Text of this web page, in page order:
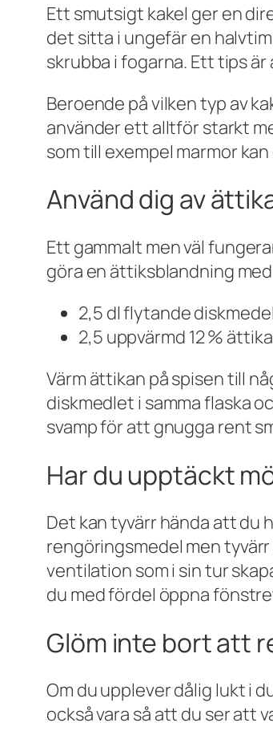
Ett smutsigt kakel ger en
det sitta i ungefär en
skrubba i fogarna. Ett tips
Beroende på vilken typ av
använder ett alltför starkt
som till exempel marmor
Använd dig av
Ett gammalt men väl
göra en ättiksblandning
2,5 dl flytande diskmedel
2,5 uppvärmd 12 % ättika
Värm ättikan på spisen till
diskmedlet i samma flaska
svamp för att gnugga rent
Har du upptäckt
Det kan tyvärr hända att du
rengöringsmedel men
ventilation som i sin tur
du med fördel öppna
Glöm inte bort att
Om du upplever dålig lukt i
också vara så att du ser att